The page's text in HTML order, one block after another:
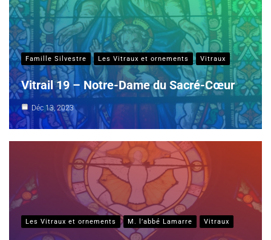
Famille Silvestre Les Vitraux et ornements Vitraux
Vitrail 19 – Notre-Dame du Sacré-Cœur
Déc 13, 2023
Les Vitraux et ornements M. l’abbé Lamarre Vitraux